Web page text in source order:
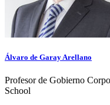
Álvaro de Garay Arellano
Profesor de Gobierno
School